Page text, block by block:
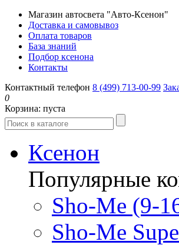
Магазин автосвета "Авто-Ксенон"
Доставка и самовывоз
Оплата товаров
База знаний
Подбор ксенона
Контакты
Контактный телефон 8 (499) 713-00-99
0
Корзина: пуста
Ксенон
Популярные
Sho-Me (9-
Sho-Me